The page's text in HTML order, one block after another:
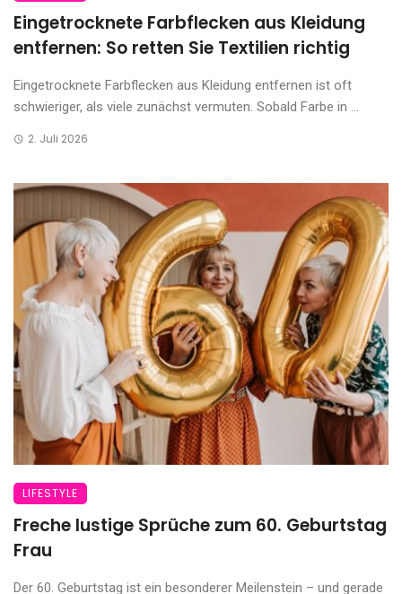
Eingetrocknete Farbflecken aus Kleidung
entfernen: So retten Sie Textilien richtig
Eingetrocknete Farbflecken aus Kleidung entfernen ist oft
schwieriger, als viele zunächst vermuten. Sobald Farbe in ...
2. Juli 2026
LIFESTYLE
Freche lustige Sprüche zum 60. Geburtstag
Frau
Der 60. Geburtstag ist ein besonderer Meilenstein – und gerade